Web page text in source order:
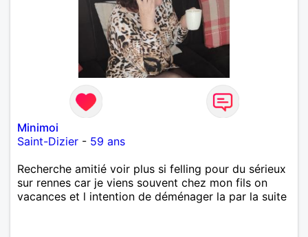
Minimoi
Saint-Dizier - 59 ans
Recherche amitié voir plus si felling pour du sérieux
sur rennes car je viens souvent chez mon fils on
vacances et l intention de déménager la par la suite